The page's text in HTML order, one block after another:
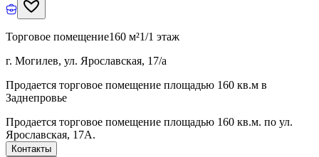
Торговое помещение160 м²1/1 этаж
г. Могилев, ул. Ярославская, 17/а
Продается торговое помещение площадью 160 кв.м в
Заднепровье
Продается торговое помещение площадью 160 кв.м. по ул.
Ярославская, 17А.
Контакты